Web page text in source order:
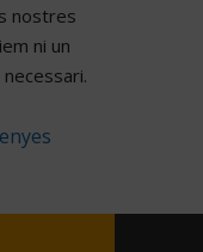
nostres
ni un